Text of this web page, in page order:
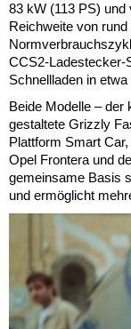
83 kW (113 PS) und
Reichweite von
CCS2-Ladestecker-
Schnellladen in
Beide Modelle –
gestaltete Grizzly
Plattform Smart
Opel Frontera und
gemeinsame Basis
und ermöglicht